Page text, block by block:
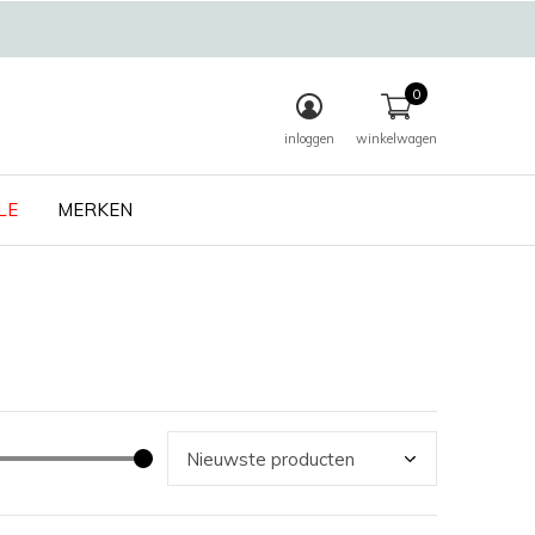
MERKEN
inloggen winkelwagen
0